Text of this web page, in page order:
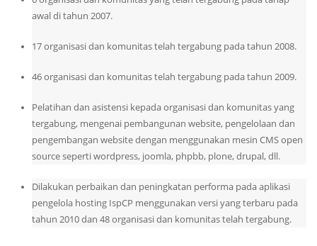
awal di tahun 2007.
17 organisasi dan komunitas telah tergabung pada tahun 2008.
46 organisasi dan komunitas telah tergabung pada tahun 2009.
Pelatihan dan asistensi kepada organisasi dan komunitas yang
tergabung, mengenai pembangunan website, pengelolaan dan
pengembangan website dengan menggunakan mesin CMS open
source seperti wordpress, joomla, phpbb, plone, drupal, dll.
Dilakukan perbaikan dan peningkatan performa pada aplikasi
pengelola hosting IspCP menggunakan versi yang terbaru pada
tahun 2010 dan 48 organisasi dan komunitas telah tergabung.